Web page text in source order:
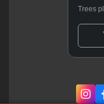
Trees